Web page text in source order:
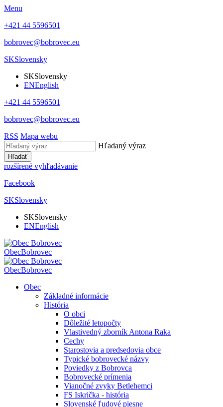
Menu
+421 44 5596501
bobrovec@bobrovec.eu
SKSlovensky
SKSlovensky
ENEnglish
+421 44 5596501
bobrovec@bobrovec.eu
RSS Mapa webu
Hľadaný výraz
Hľadať
rozšírené vyhľadávanie
Facebook
SKSlovensky
SKSlovensky
ENEnglish
ObecBobrovec
ObecBobrovec
Obec
Základné informácie
História
O obci
Dôležité letopočty
Vlastivedný zborník Antona Raka
Cechy
Starostovia a predsedovia obce
Typické bobrovecké názvy
Poviedky z Bobrovca
Bobrovecké prímenia
Vianočné zvyky Betlehemci
FS Iskrička - história
Slovenské ľudové piesne